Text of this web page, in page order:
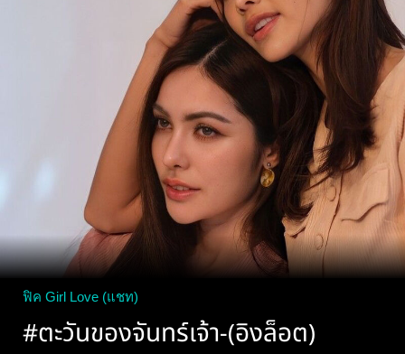
ฟิค Girl Love (แชท)
#ตะวันของจันทร์เจ้า-(อิงล็อต)